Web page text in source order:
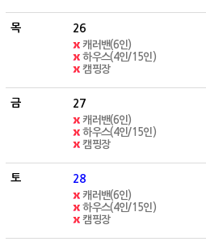
26
캐러밴(6인)
하우스(4인/15인)
캠핑장
27
캐러밴(6인)
하우스(4인/15인)
캠핑장
28
캐러밴(6인)
하우스(4인/15인)
캠핑장